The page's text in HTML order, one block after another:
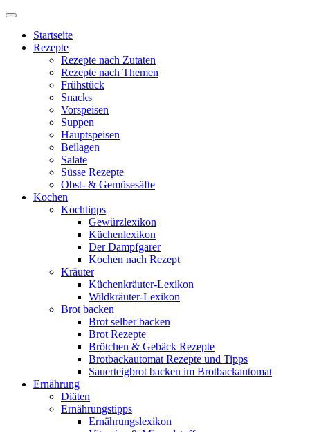
Startseite
Rezepte
Rezepte nach Zutaten
Rezepte nach Themen
Frühstück
Snacks
Vorspeisen
Suppen
Hauptspeisen
Beilagen
Salate
Süsse Rezepte
Obst- & Gemüsesäfte
Kochen
Kochtipps
Gewürzlexikon
Küchenlexikon
Der Dampfgarer
Kochen nach Rezept
Kräuter
Küchenkräuter-Lexikon
Wildkräuter-Lexikon
Brot backen
Brot selber backen
Brot Rezepte
Brötchen & Gebäck Rezepte
Brotbackautomat Rezepte und Tipps
Sauerteigbrot backen im Brotbackautomat
Ernährung
Diäten
Ernährungstipps
Ernährungslexikon